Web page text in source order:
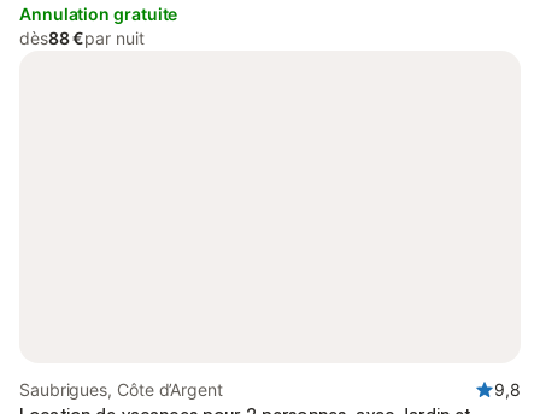
Annulation gratuite
dès88 €par nuit
Saubrigues, Côte d’Argent
9,8